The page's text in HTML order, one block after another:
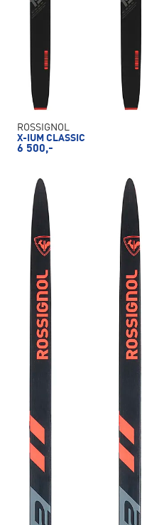
ROSSIGNOL
X-IUM CLASSIC
6 500,-